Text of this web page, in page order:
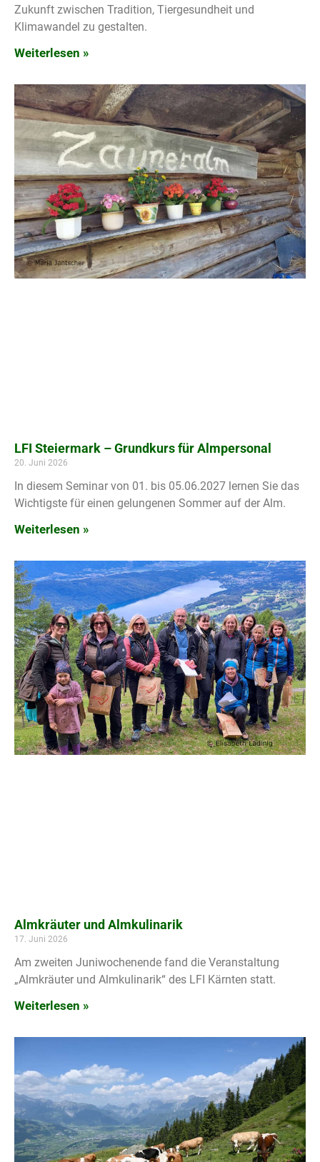
Zukunft zwischen Tradition, Tiergesundheit und
Klimawandel zu gestalten.
Weiterlesen »
LFI Steiermark – Grundkurs für Almpersonal
20. Juni 2026
In diesem Seminar von 01. bis 05.06.2027 lernen Sie das
Wichtigste für einen gelungenen Sommer auf der Alm.
Weiterlesen »
Almkräuter und Almkulinarik
17. Juni 2026
Am zweiten Juniwochenende fand die Veranstaltung
„Almkräuter und Almkulinarik“ des LFI Kärnten statt.
Weiterlesen »